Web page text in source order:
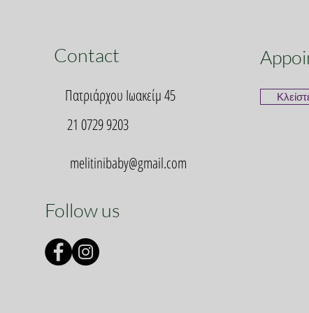
Contact
Πατριάρχου Ιωακείμ 45
21 0729 9203
melitinibaby@gmail.com
Follow us